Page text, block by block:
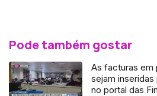
Pode também gostar
As facturas em
sejam
no portal das